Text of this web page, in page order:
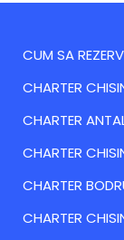
CUM SA
CHARTER
CHARTER
CHARTER
CHARTER
CHARTER